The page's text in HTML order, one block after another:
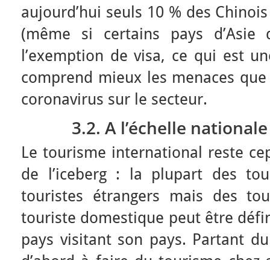
aujourd’hui seuls 10 % des
(même si certains pays
l’exemption de visa, ce qui est
comprend mieux les menaces
coronavirus sur le secteur.
3.2. A l’échelle nationale
Le tourisme international reste
de l’iceberg : la plupart des
touristes étrangers mais des
touriste domestique peut être
pays visitant son pays. Partant